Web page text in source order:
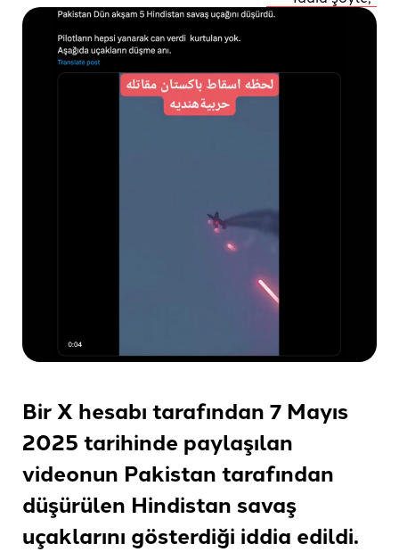
Bir X hesabı tarafından 7 Mayıs
2025 tarihinde paylaşılan
videonun Pakistan tarafından
düşürülen Hindistan savaş
uçaklarını gösterdiği iddia edildi.